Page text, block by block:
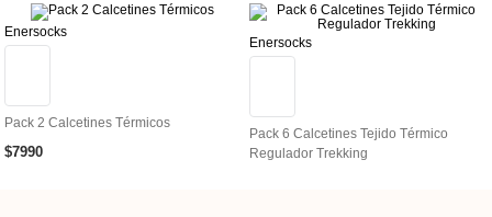
Enersocks
Pack 2 Calcetines Térmicos
$7990
Enersocks
Pack 6 Calcetines Tejido Térmico
Regulador Trekking